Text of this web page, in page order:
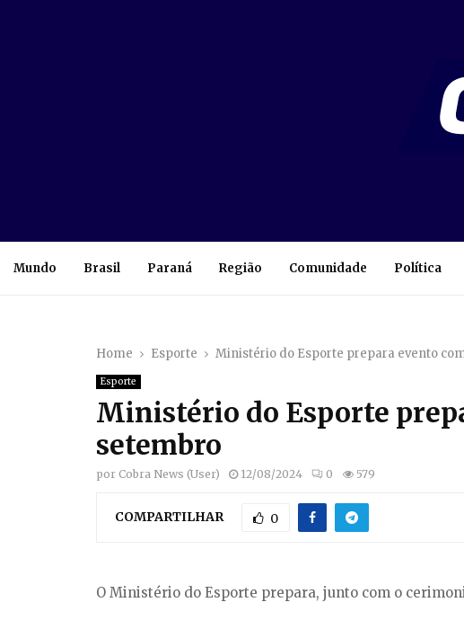
Mundo Brasil Paraná Região Comunidade Política
Home Esporte Ministério do Esporte prepara evento
Esporte
Ministério do Esporte
setembro
por Cobra News (User) 12/08/2024 0 579
COMPARTILHAR 0
O Ministério do Esporte prepara, junto com o